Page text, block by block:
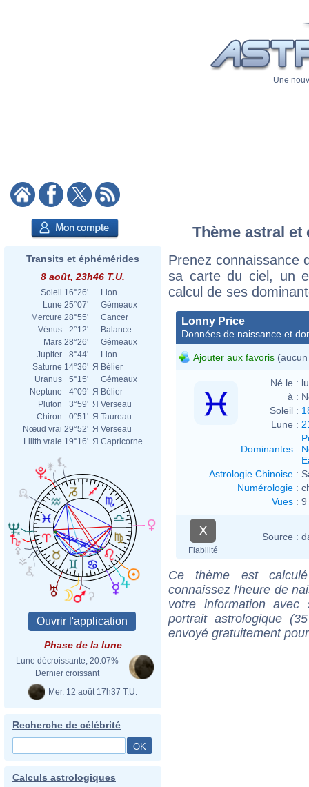
Une
Transits et éphémérides
8 août, 23h46 T.U.
Soleil 16°26'
Lion
Lune 25°07'
Gémeaux
Mercure 28°55'
Cancer
Vénus
2°12'
Balance
Mars 28°26'
Gémeaux
Jupiter
8°44'
Lion
Saturne 14°36' Я Bélier
Uranus
5°15'
Gémeaux
Neptune
4°09' Я Bélier
Pluton
3°59' Я Verseau
Chiron
0°51' Я Taureau
Nœud vrai 29°52' Я Verseau
Lilith vraie 19°16' Я Capricorne
Phase de la lune
Lune décroissante, 20.07%
Dernier croissant
Mer. 12 août 17h37 T.U.
Recherche de célébrité
Calculs astrologiques
Thème astral et
Prenez connaissance
sa carte du ciel, un
calcul de ses
Lonny Price
Données de naissance et
Ajouter aux favoris
Né le :
à :
Soleil :
Lune :
Dominantes :
Astrologie Chinoise :
Numérologie :
Vues : 9
X
Fiabilité
Source :
Ce thème est
connaissez l'heure de
votre information
portrait astrologique
envoyé gratuitement